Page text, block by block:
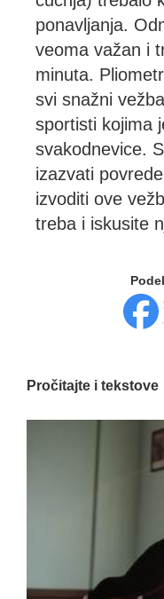
ponavljanja.
veoma važan i
minuta.
svi snažni
sportisti kojima
svakodnevice.
izazvati
izvoditi ove
treba i iskusite
Pročitajte i tekstove